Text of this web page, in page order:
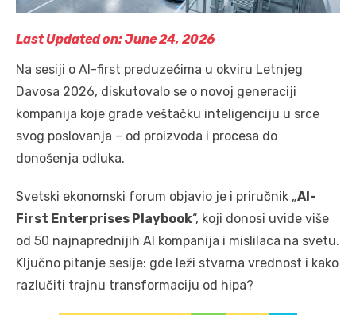
Last Updated on: June 24, 2026
Na sesiji o AI-first preduzećima u okviru Letnjeg
Davosa 2026, diskutovalo se o novoj generaciji
kompanija koje grade veštačku inteligenciju u srce
svog poslovanja – od proizvoda i procesa do
donošenja odluka.
Svetski ekonomski forum objavio je i priručnik „AI-
First Enterprises Playbook“, koji donosi uvide više
od 50 najnaprednijih AI kompanija i mislilaca na svetu.
Ključno pitanje sesije: gde leži stvarna vrednost i kako
razlučiti trajnu transformaciju od hipa?